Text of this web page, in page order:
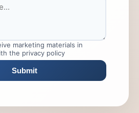
marketing materials in
the privacy policy
Submit